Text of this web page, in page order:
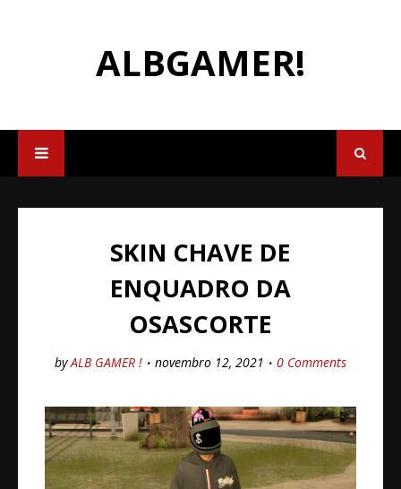
ALBGAMER!
SKIN CHAVE DE
ENQUADRO DA
OSASCORTE
by ALB GAMER ! novembro 12, 2021 0 Comments